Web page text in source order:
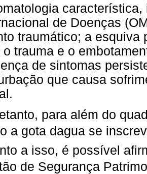
de Doenças
traumático; a
o trauma e o
de sintomas
que causa
para além do
a gota dagua se
a isso, é possível
de Segurança